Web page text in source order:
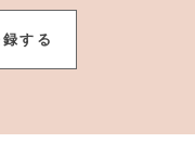
する